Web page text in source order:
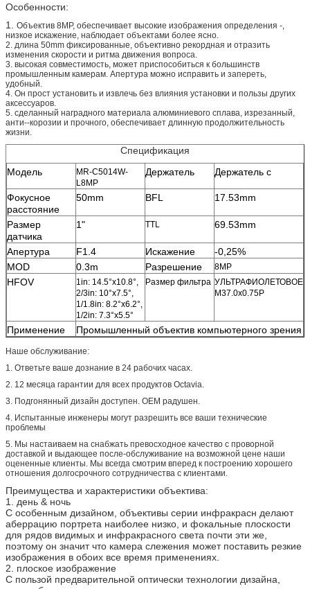
Особенности:
1. Объектив 8MP, обеспечивает высокие изображения определения ‑,
низкое искажение, наблюдает объектами более ясно.
2. длина 50mm фиксированные, объективно рекордная и отразить
изменения скорости и ритма движения вопроса.
3. высокая совместимость, может приспособиться к большинств
промышленным камерам. Апертура можно исправить и запереть,
удобный.
4. Он прост установить и извлечь без влияния установки и пользы других
аксессуаров.
5. сделанный наградного материала алюминиевого сплава, изрезанный,
анти--корозии и прочного, обеспечивает длинную продолжительность
жизни.
Спецификация
Модель
MR-C5014W-
L8MP
Держатель Держатель c
Фокусное
расстояние
50mm BFL 17.53mm
Размер
датчика
1" TTL 69.53mm
Апертура F1.4 Искажение
-0,25%
MOD
0.3m Разрешение 8MP
HFOV
1in: 14.5°x10.8°,
2/3in: 10°x7.5°,
1/1.8in: 8.2°x6.2°,
1/2in: 7.3°x5.5°
Размер фильтра УЛЬТРАФИОЛЕТОВОЕ
M37.0x0.75P
Применение Промышленный объектив компьютерного зрения
Наше обслуживание:
1. Ответьте ваше дознание в 24 рабочих часах.
2. 12 месяца гарантии для всех продуктов Octavia.
3. Подгонянный дизайн доступен. OEM радушен.
4. Испытанные инженеры могут разрешить все ваши технические
проблемы
5. Мы настаиваем на снабжать превосходное качество с проворной
доставкой и выдающее после-обслуживание на возможной цене наши
оцененные клиенты. Мы всегда смотрим вперед к построению хорошего
отношения долгосрочного сотрудничества с клиентами.
Преимущества и характеристики объектива:
1. день & ночь
С особенным дизайном, объективы серии инфракрасн делают
аберрацию портрета наиболее низко, и фокальные плоскости
для рядов видимых и инфракрасного света почти эти же,
поэтому он значит что камера слежения может поставить резкие
изображения в обоих все время применениях.
2. плоское изображение
С пользой предварительной оптически технологии дизайна,